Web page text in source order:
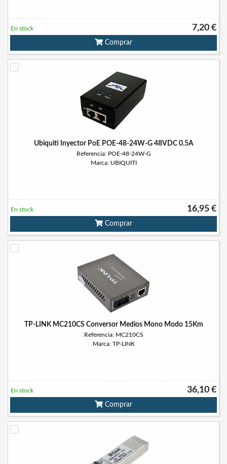
7,20 €
En stock
Comprar
Ubiquiti Inyector PoE POE-48-24W-G 48VDC 0.5A
Referencia: POE-48-24W-G
Marca: UBIQUITI
16,95 €
En stock
Comprar
TP-LINK MC210CS Conversor Medios Mono Modo 15Km
Referencia: MC210CS
Marca: TP-LINK
36,10 €
En stock
Comprar